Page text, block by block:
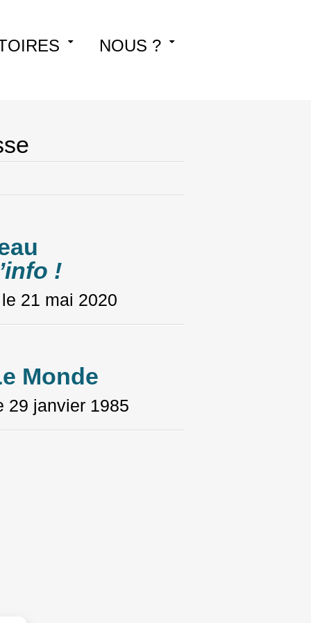
NOUS ?
!
21 mai 2020
Monde
29 janvier 1985